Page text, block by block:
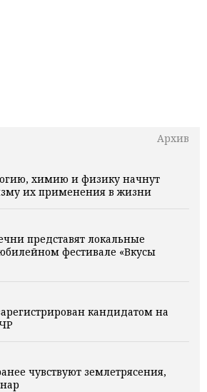
Архив
химию и физику начнут
их применения в жизни
представят локальные
фестивале «Вкусы
кандидатом на
чувствуют землетрясения,